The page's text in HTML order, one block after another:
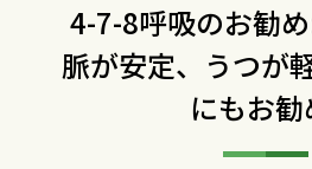
4-7-8呼吸のお勧
脈が安定、うつが
にもお勧
交通アクセ
院長からのごあ